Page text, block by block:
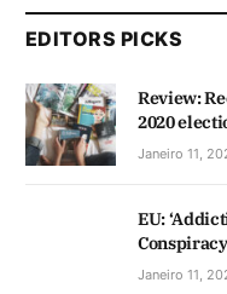
EDITORS PICKS
Review:
2020
Janeiro 11,
EU:
Janeiro 11,